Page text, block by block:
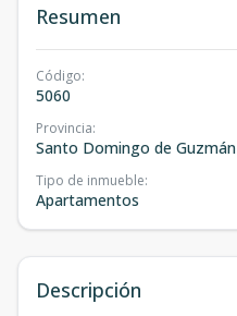
Resumen
Código:
5060
Provincia:
Santo Domingo de Guzmán
Tipo de inmueble:
Apartamentos
Descripción